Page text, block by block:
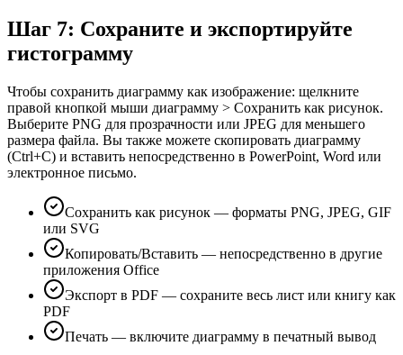
Шаг 7: Сохраните и экспортируйте
гистограмму
Чтобы сохранить диаграмму как изображение: щелкните
правой кнопкой мыши диаграмму > Сохранить как рисунок.
Выберите PNG для прозрачности или JPEG для меньшего
размера файла. Вы также можете скопировать диаграмму
(Ctrl+C) и вставить непосредственно в PowerPoint, Word или
электронное письмо.
Сохранить как рисунок — форматы PNG, JPEG, GIF
или SVG
Копировать/Вставить — непосредственно в другие
приложения Office
Экспорт в PDF — сохраните весь лист или книгу как
PDF
Печать — включите диаграмму в печатный вывод